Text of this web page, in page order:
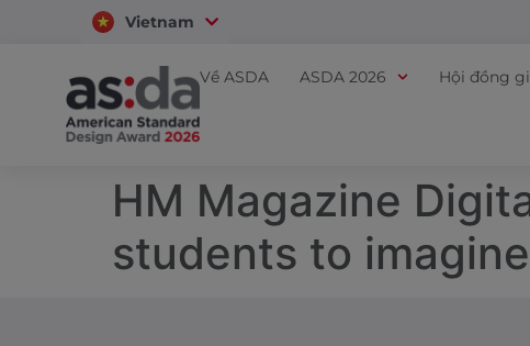
Vietnam
Thailand
Về ASDA ASDA 2026 Hội đồng
HM Magazine
students to imagine